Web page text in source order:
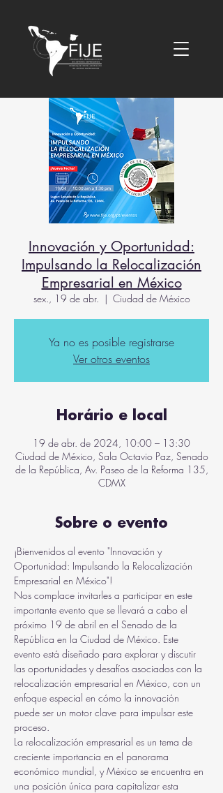
Innovación y Oportunidad:
Impulsando la Relocalización
Empresarial en México
sex., 19 de abr.
  |
Ciudad de México
Ya no es posible registrarse
Ver otros eventos
Horário e local
19 de abr. de 2024, 10:00 – 13:30
Ciudad de México, Sala Octavio Paz, Senado
de la República, Av. Paseo de la Reforma 135,
CDMX
Sobre o evento
¡Bienvenidos al evento "Innovación y
Oportunidad: Impulsando la Relocalización
Empresarial en México"!
Nos complace invitarles a participar en este
importante evento que se llevará a cabo el
próximo 19 de abril en el Senado de la
República en la Ciudad de México. Este
evento está diseñado para explorar y discutir
las oportunidades y desafíos asociados con la
relocalización empresarial en México, con un
enfoque especial en cómo la innovación
puede ser un motor clave para impulsar este
proceso.
La relocalización empresarial es un tema de
creciente importancia en el panorama
económico mundial, y México se encuentra en
una posición única para capitalizar esta